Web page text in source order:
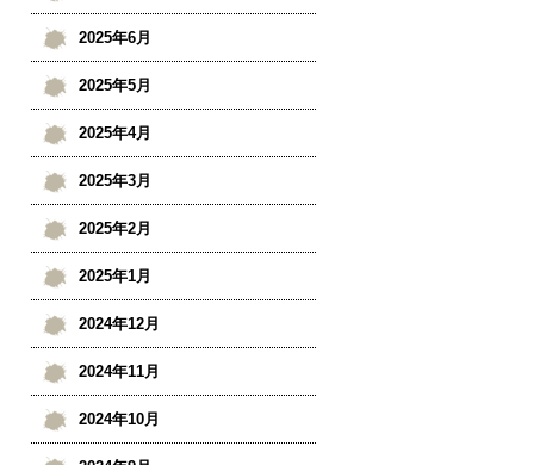
2025年6月
2025年5月
2025年4月
2025年3月
2025年2月
2025年1月
2024年12月
2024年11月
2024年10月